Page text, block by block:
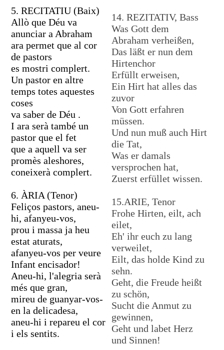
5. RECITATIU (Baix)
Allò que Déu va
anunciar a Abraham
ara permet que al cor
de pastors
es mostri complert.
Un pastor en altre
temps totes aquestes
coses
va saber de Déu .
I ara serà també un
pastor que el fet
que a aquell va ser
promès aleshores,
coneixerà complert.
6. ÀRIA (Tenor)
Feliços pastors, aneu-
hi, afanyeu-vos,
prou i massa ja heu
estat aturats,
afanyeu-vos per veure
Infant encisador!
Aneu-hi, l'alegria serà
més que gran,
mireu de guanyar-vos-
en la delicadesa,
aneu-hi i repareu el cor
i els sentits.
14. REZITATIV, Bass
Was Gott dem
Abraham verheißen,
Das läßt er nun dem
Hirtenchor
Erfüllt erweisen,
Ein Hirt hat alles das
zuvor
Von Gott erfahren
müssen.
Und nun muß auch Hirt
die Tat,
Was er damals
versprochen hat,
Zuerst erfüllet wissen.
15.ARIE, Tenor
Frohe Hirten, eilt, ach
eilet,
Eh' ihr euch zu lang
verweilet,
Eilt, das holde Kind zu
sehn.
Geht, die Freude heißt
zu schön,
Sucht die Anmut zu
gewinnen,
Geht und labet Herz
und Sinnen!